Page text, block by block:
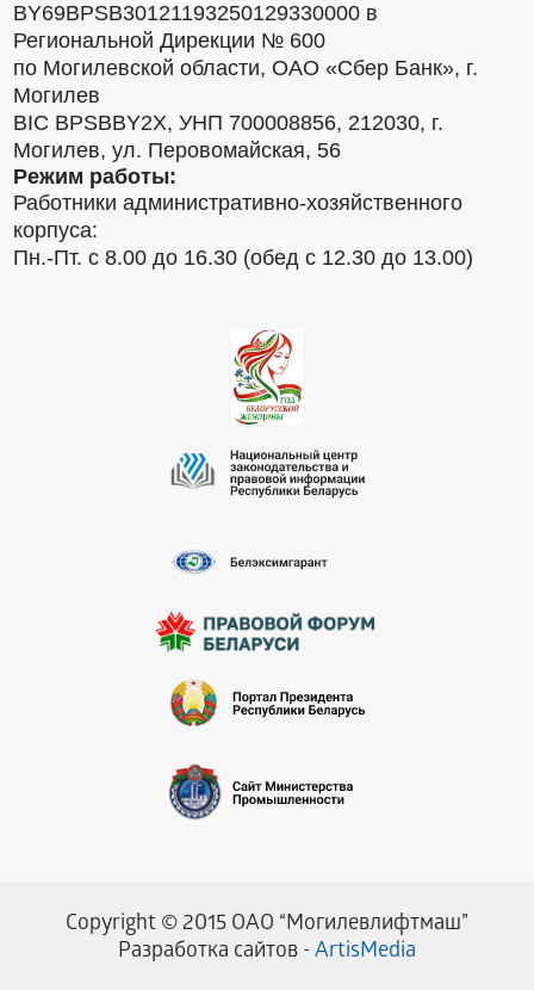
BY69BPSB30121193250129330000 в
Региональной Дирекции № 600
по Могилевской области, ОАО «Сбер Банк», г.
Могилев
BIC BPSBBY2X, УНП 700008856, 212030, г.
Могилев, ул. Перовомайская, 56
Режим работы:
Работники административно-хозяйственного
корпуса:
Пн.-Пт. с 8.00 до 16.30 (обед с 12.30 до 13.00)
Разработка сайтов - ArtisMedia
Copyright © 2015 ОАО “Могилевлифтмаш”